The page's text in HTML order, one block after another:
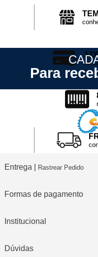
no
Para
Entrega | Rastrear Pedido
Formas de pagamento
Institucional
Dúvidas